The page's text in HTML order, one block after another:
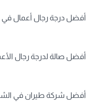
أفضل درجة رجال أعمال في
أفضل صالة لدرجة رجال
أفضل شركة طيران في